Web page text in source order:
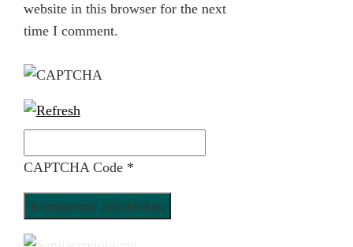
website in this browser for the next
time I comment.
CAPTCHA Code*